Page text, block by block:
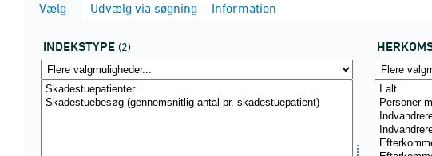
Vælg Udvælg via søgning Information
INDEKSTYPE (2)